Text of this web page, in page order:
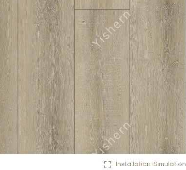
Installation Simulation